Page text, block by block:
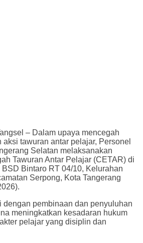
– Dalam upaya mencegah
tawuran antar pelajar, Personel
Selatan melaksanakan
Tawuran Antar Pelajar (CETAR) di
Bintaro RT 04/10, Kelurahan
Serpong, Kota Tangerang
dengan pembinaan dan penyuluhan
meningkatkan kesadaran hukum
pelajar yang disiplin dan